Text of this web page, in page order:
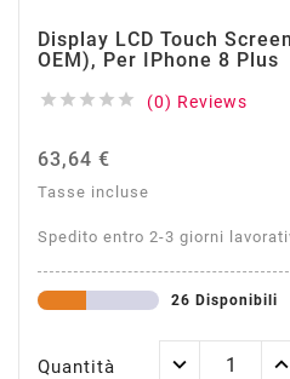
Display LCD Touch
OEM), Per IPhone 8 Plus
     (0) Reviews
63,64 €
Tasse incluse
Spedito entro 2-3 giorni
26 Disponibili
Quantità